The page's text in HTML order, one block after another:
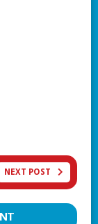
NEXT POST